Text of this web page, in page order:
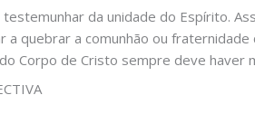
da unidade do Espírito.
quebrar a comunhão ou
Corpo de Cristo sempre deve haver